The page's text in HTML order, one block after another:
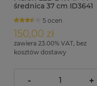
średnica 37 cm ID3641
5 ocen
150,00 zł
zawiera 23.00% VAT, bez
kosztów dostawy
- +